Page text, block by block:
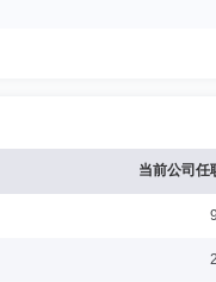
金融学院货币银行学专业。曾
总监；中国国际金融股份有限
金管理有限公司，现任公司
03-26
当前公司任